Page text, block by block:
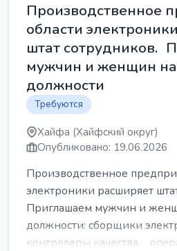
Производственное
области
штат сотрудников.
мужчин и женщин
должности
Требуются
Хайфа (Хайфский округ)
Опубликовано: 19.06.2026
Производственное
электроники расширяет
Приглашаем мужчин и
должности: сборщики
контролеры качества,